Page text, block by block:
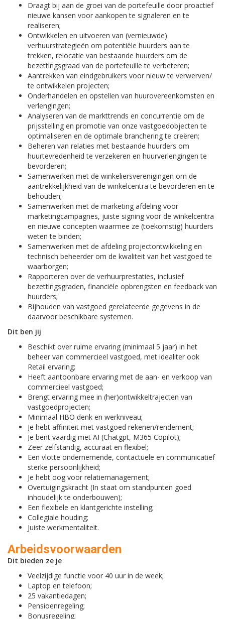
Draagt bij aan de groei van de portefeuille door proactief
nieuwe kansen voor aankopen te signaleren en te
realiseren;
Ontwikkelen en uitvoeren van (vernieuwde)
verhuurstrategieën om potentiële huurders aan te
trekken, relocatie van bestaande huurders om de
bezettingsgraad van de portefeuille te verbeteren;
Aantrekken van eindgebruikers voor nieuw te verwerven/
te ontwikkelen projecten;
Onderhandelen en opstellen van huurovereenkomsten en
verlengingen;
Analyseren van de markttrends en concurrentie om de
prijsstelling en promotie van onze vastgoedobjecten te
optimaliseren en de optimale branchering te creëren;
Beheren van relaties met bestaande huurders om
huurtevredenheid te verzekeren en huurverlengingen te
bevorderen;
Samenwerken met de winkeliersverenigingen om de
aantrekkelijkheid van de winkelcentra te bevorderen en te
behouden;
Samenwerken met de marketing afdeling voor
marketingcampagnes, juiste signing voor de winkelcentra
en nieuwe concepten waarmee ze (toekomstig) huurders
weten te binden;
Samenwerken met de afdeling projectontwikkeling en
technisch beheerder om de kwaliteit van het vastgoed te
waarborgen;
Rapporteren over de verhuurprestaties, inclusief
bezettingsgraden, financiële opbrengsten en feedback van
huurders;
Bijhouden van vastgoed gerelateerde gegevens in de
daarvoor beschikbare systemen.
Dit ben jij
Beschikt over ruime ervaring (minimaal 5 jaar) in het
beheer van commercieel vastgoed, met idealiter ook
Retail ervaring;
Heeft aantoonbare ervaring met de aan- en verkoop van
commercieel vastgoed;
Brengt ervaring mee in (her)ontwikkeltrajecten van
vastgoedprojecten;
Minimaal HBO denk en werkniveau;
Je hebt affiniteit met vastgoed rekenen/rendement;
Je bent vaardig met AI (Chatgpt, M365 Copilot);
Zeer zelfstandig, accuraat en flexibel;
Een vlotte ondernemende, contactuele en communicatief
sterke persoonlijkheid;
Je hebt oog voor relatiemanagement;
Overtuigingskracht (In staat om standpunten goed
inhoudelijk te onderbouwen);
Een flexibele en klantgerichte instelling;
Collegiale houding;
Juiste werkmentaliteit.
Arbeidsvoorwaarden
Dit bieden ze je
Veelzijdige functie voor 40 uur in de week;
Laptop en telefoon;
25 vakantiedagen;
Pensioenregeling;
Bonusregeling;